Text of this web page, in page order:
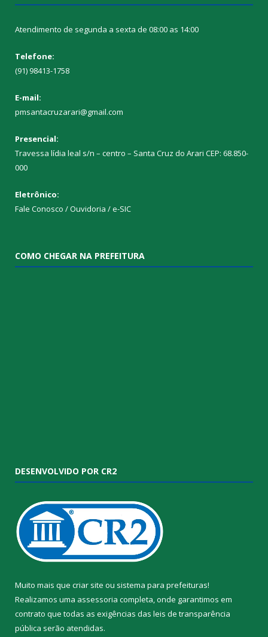
Atendimento de segunda a sexta de 08:00 as 14:00
Telefone:
(91) 98413-1758
E-mail:
pmsantacruzarari@gmail.com
Presencial:
Travessa lídia leal s/n – centro – Santa Cruz do Arari CEP: 68.850-
000
Eletrônico:
Fale Conosco / Ouvidoria / e-SIC
COMO CHEGAR NA PREFEITURA
DESENVOLVIDO POR CR2
Muito mais que criar site ou sistema para prefeituras!
Realizamos uma assessoria completa, onde garantimos em
contrato que todas as exigências das leis de transparência
pública serão atendidas.